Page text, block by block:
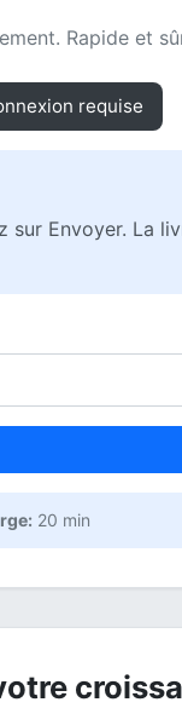
Rapide et
requise
Envoyer. La
20 min